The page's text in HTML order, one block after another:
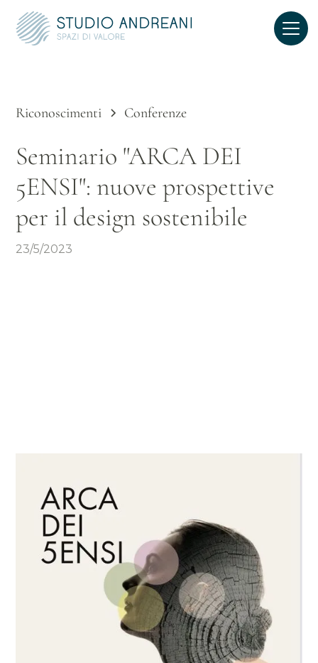
Riconoscimenti Conferenze
Seminario "ARCA DEI
5ENSI": nuove prospettive
per il design sostenibile
23/5/2023